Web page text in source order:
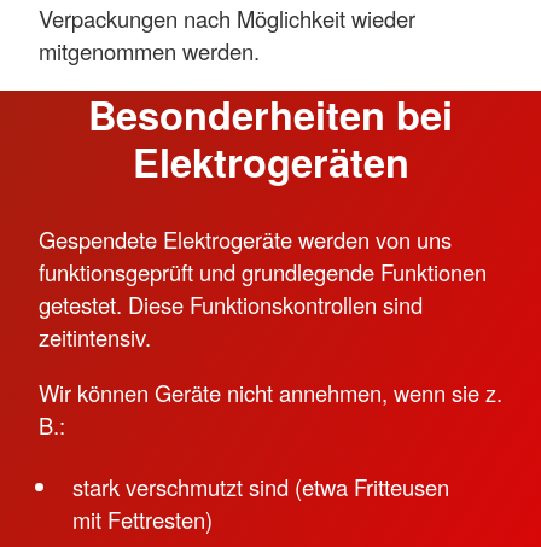
Verpackungen nach Möglichkeit wieder
mitgenommen werden.
Besonderheiten bei
Elektrogeräten
Gespendete Elektrogeräte werden von uns
funktionsgeprüft und grundlegende Funktionen
getestet. Diese Funktionskontrollen sind
zeitintensiv.
Wir können Geräte nicht annehmen, wenn sie z.
B.:
stark verschmutzt sind (etwa Fritteusen
mit Fettresten)